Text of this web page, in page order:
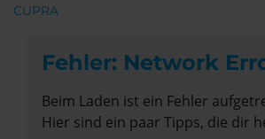
CUPRA
Fehler: Network
Beim Laden ist ein Fehler
Hier sind ein paar Tipps, die dir